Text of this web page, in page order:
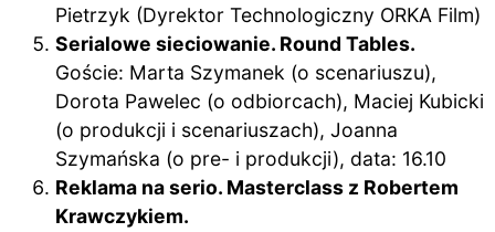
Pietrzyk (Dyrektor Technologiczny ORKA Film)
Serialowe sieciowanie. Round Tables.
Goście: Marta Szymanek (o scenariuszu),
Dorota Pawelec (o odbiorcach), Maciej Kubicki
(o produkcji i scenariuszach), Joanna
Szymańska (o pre- i produkcji), data: 16.10
Reklama na serio. Masterclass z Robertem
Krawczykiem.